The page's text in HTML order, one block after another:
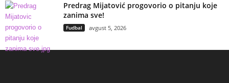
Predrag Mijatović progovorio o pitanju koje
zanima sve!
Fudbal avgust 5, 2026